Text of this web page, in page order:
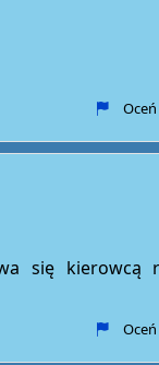
się kierowcą